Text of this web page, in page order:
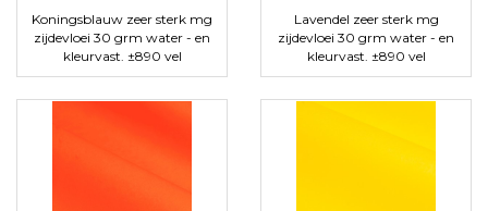
Koningsblauw zeer sterk mg
zijdevloei 30 grm water - en
kleurvast. ±890 vel
Lavendel zeer sterk mg
zijdevloei 30 grm water - en
kleurvast. ±890 vel